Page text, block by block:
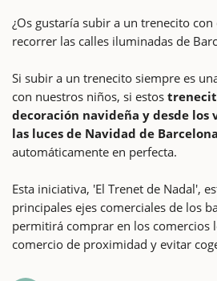
¿Os gustaría subir a un trenecito
recorrer las calles iluminadas de
Si subir a un trenecito siempre es
con nuestros niños, si estos
decoración navideña y desde los
las luces de Navidad de Barcelona
automáticamente en perfecta.
Esta iniciativa, 'El Trenet de Nadal',
principales ejes comerciales de los
permitirá comprar en los comercios
comercio de proximidad y evitar